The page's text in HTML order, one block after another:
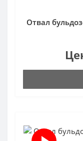
Отвал